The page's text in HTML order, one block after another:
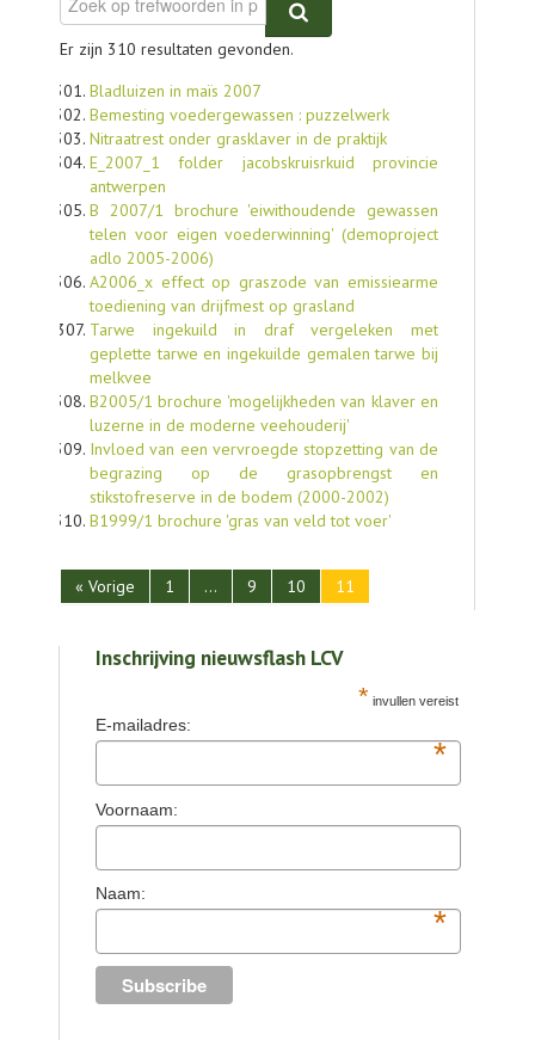
Er zijn 310 resultaten gevonden.
Bladluizen in maïs 2007
Bemesting voedergewassen : puzzelwerk
Nitraatrest onder grasklaver in de praktijk
E_2007_1 folder jacobskruisrkuid provincie
antwerpen
B 2007/1 brochure 'eiwithoudende gewassen
telen voor eigen voederwinning' (demoproject
adlo 2005-2006)
A2006_x effect op graszode van emissiearme
toediening van drijfmest op grasland
Tarwe ingekuild in draf vergeleken met
geplette tarwe en ingekuilde gemalen tarwe bij
melkvee
B2005/1 brochure 'mogelijkheden van klaver en
luzerne in de moderne veehouderij'
Invloed van een vervroegde stopzetting van de
begrazing op de grasopbrengst en
stikstofreserve in de bodem (2000-2002)
B1999/1 brochure 'gras van veld tot voer'
« Vorige 1 … 9 10 11
Inschrijving nieuwsflash LCV
* invullen vereist
E-mailadres:
*
Voornaam:
Naam:
*